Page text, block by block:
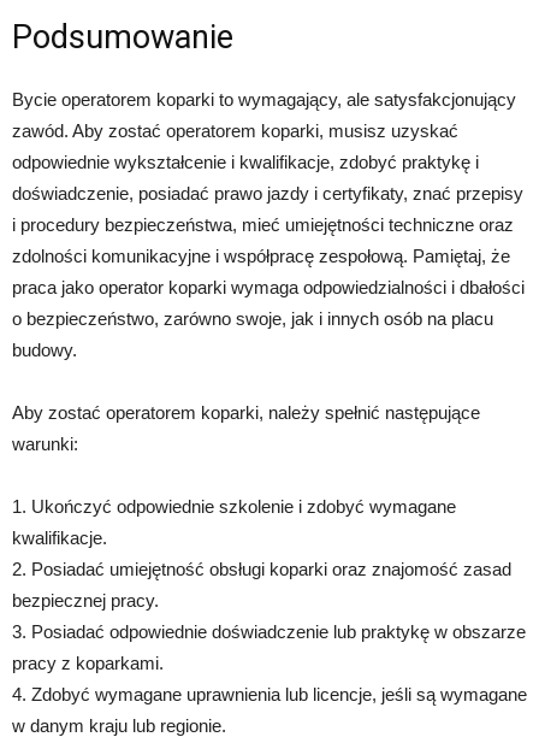
Podsumowanie
Bycie operatorem koparki to wymagający, ale satysfakcjonujący
zawód. Aby zostać operatorem koparki, musisz uzyskać
odpowiednie wykształcenie i kwalifikacje, zdobyć praktykę i
doświadczenie, posiadać prawo jazdy i certyfikaty, znać przepisy
i procedury bezpieczeństwa, mieć umiejętności techniczne oraz
zdolności komunikacyjne i współpracę zespołową. Pamiętaj, że
praca jako operator koparki wymaga odpowiedzialności i dbałości
o bezpieczeństwo, zarówno swoje, jak i innych osób na placu
budowy.
Aby zostać operatorem koparki, należy spełnić następujące
warunki:
1. Ukończyć odpowiednie szkolenie i zdobyć wymagane
kwalifikacje.
2. Posiadać umiejętność obsługi koparki oraz znajomość zasad
bezpiecznej pracy.
3. Posiadać odpowiednie doświadczenie lub praktykę w obszarze
pracy z koparkami.
4. Zdobyć wymagane uprawnienia lub licencje, jeśli są wymagane
w danym kraju lub regionie.